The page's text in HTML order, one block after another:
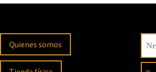
Quienes somos